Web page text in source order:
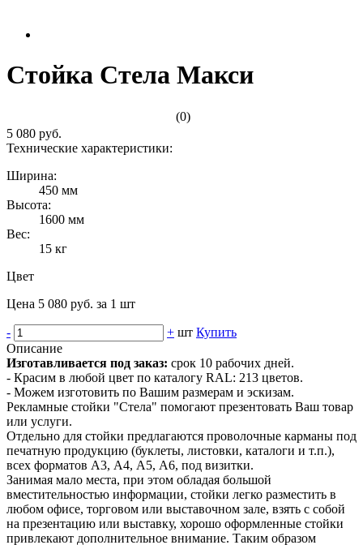
Стойка Стела Макси
(0)
5 080 руб.
Технические характеристики:
Ширина:
450 мм
Высота:
1600 мм
Вес:
15 кг
Цвет
Цена 5 080 руб. за 1 шт
- + шт Купить
Описание
Изготавливается под заказ: срок 10 рабочих дней.
- Красим в любой цвет по каталогу RAL: 213 цветов.
- Можем изготовить по Вашим размерам и эскизам.
Рекламные стойки "Стела" помогают презентовать Ваш товар
или услуги.
Отдельно для стойки предлагаются проволочные карманы под
печатную продукцию (буклеты, листовки, каталоги и т.п.),
всех форматов А3, А4, А5, А6, под визитки.
Занимая мало места, при этом обладая большой
вместительностью информации, стойки легко разместить в
любом офисе, торговом или выставочном зале, взять с собой
на презентацию или выставку, хорошо оформленные стойки
привлекают дополнительное внимание. Таким образом